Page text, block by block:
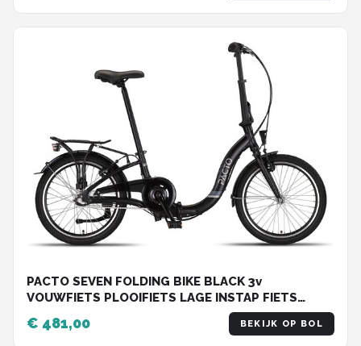
PACTO SEVEN FOLDING BIKE BLACK 3v
VOUWFIETS PLOOIFIETS LAGE INSTAP FIETS
€ 481,00 BEKIJK OP BOL